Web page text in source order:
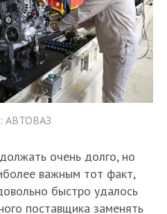
АВТОВАЗ
очень долго, но
важным тот факт,
быстро удалось
поставщика заменять